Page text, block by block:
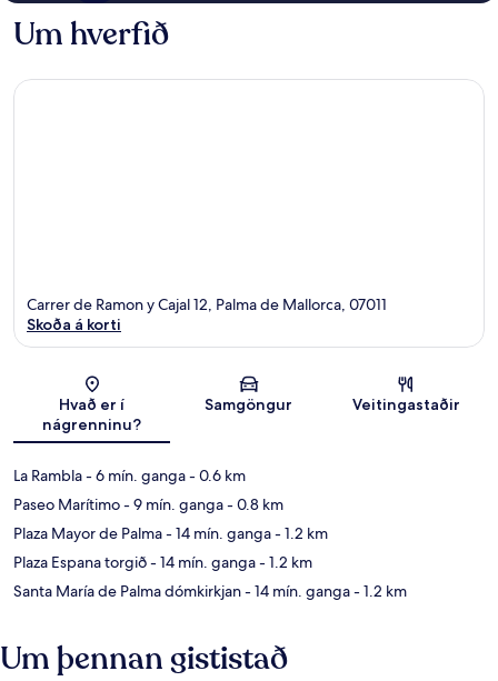
Um hverfið
Kort
Carrer de Ramon y Cajal 12, Palma de Mallorca, 07011
Skoða á korti
Hvað er í
nágrenninu?
Samgöngur Veitingastaðir
La Rambla- 6 mín. ganga- 0.6 km
Paseo Marítimo- 9 mín. ganga- 0.8 km
Plaza Mayor de Palma- 14 mín. ganga- 1.2 km
Plaza Espana torgið- 14 mín. ganga- 1.2 km
Santa María de Palma dómkirkjan- 14 mín. ganga- 1.2 km
Um þennan gististað